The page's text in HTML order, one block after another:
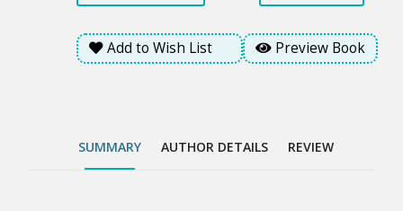
উপহার হিসেবে মামা-মামিকে একান্তে কিছুদিন ছুটি কাটানোর সুযোগ করে দেয়
তাকাকো। আর সে চলে যায় মরিসাকি বইঘরের উপরতলায়। প্রথমে রাজি না
হলেও ঠিকই তাকাকোর হাতে কয়েক দিনের জন্যে বইঘর সামলানোর দায়িত্ব
বা কি? মরিসাকি বইঘরের আরও কিছুদিন কাটানোর সাথে সাথে দেখা মিলবে নতুন
Add to Wish List Preview Book
SUMMARY AUTHOR DETAILS REVIEW